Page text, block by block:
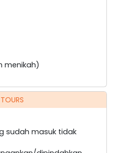
menikah)
sudah masuk tidak